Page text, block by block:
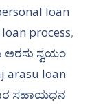
loan
process,
ಅರಸು ಸ್ವಯಂ
arasu loan
ಸಹಾಯಧನ